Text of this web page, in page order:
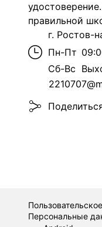
правильной
г. Ростов-
Пн-Пт
Сб-Вс
Персональные